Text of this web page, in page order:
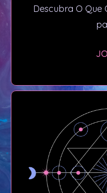
Descubra O Que